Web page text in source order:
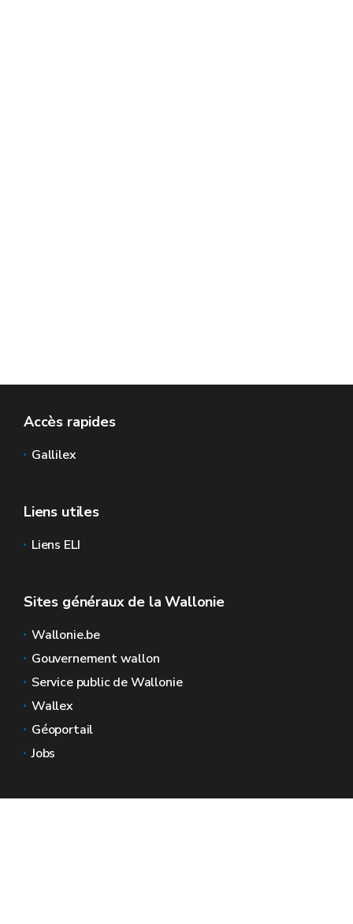
Accès rapides
Gallilex
Liens utiles
Liens ELI
Sites généraux de la Wallonie
Wallonie.be
Gouvernement wallon
Service public de Wallonie
Wallex
Géoportail
Jobs